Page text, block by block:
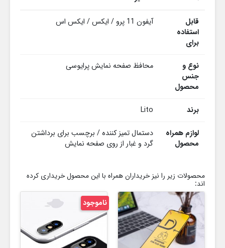
قابل
استفاده
برای
آیفون 11 پرو / ایکس / ایکس اس
نوع و
جنس
محصول
محافظ صفحه نمایش پرایوسی
برند
Lito
لوازم همراه
محصول
دستمال تمیز کننده / برچسب برای برداشتن
گرد و غبار از روی صفحه نمایش
محصولات زیر را نیز خریداران همراه با این محصول خریداری کرده
اند:
ناموجود